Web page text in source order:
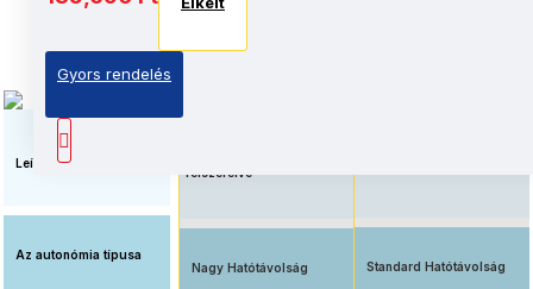
Gyors rendelés
Leírás
Az autonómia típusa
felszerelve
Nagy Hatótávolság Standard Hatótávolság